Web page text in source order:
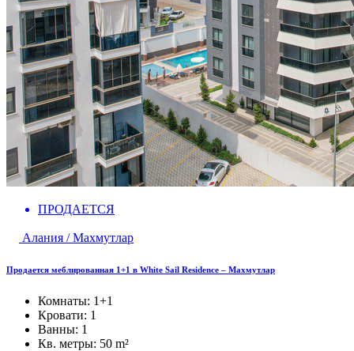
ПРОДАЕТСЯ
Алания / Махмутлар
Продается меблированная 1+1 в White Sail Residence – Махмутлар
Комнаты: 1+1
Кровати: 1
Ванны: 1
Кв. метры: 50 m²